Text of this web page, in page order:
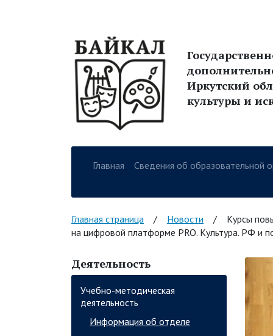
Иркутский
культуры и
Главная Сведения об образовательной
Главная страница / Новости /
Курсы
на цифровой платформе PRO. Культура. РФ и
Деятельность
Учебно-методическая
деятельность
Информация об отделе